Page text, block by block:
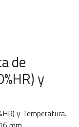
de
y
y Temperatura.